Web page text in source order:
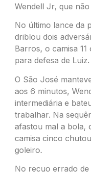
Wendell Jr, que
No último lance da
driblou dois
Barros, o camisa
para defesa de Luiz.
O São José
aos 6 minutos,
intermediária e
trabalhar. Na
afastou mal a bola,
camisa cinco
goleiro.
No recuo errado